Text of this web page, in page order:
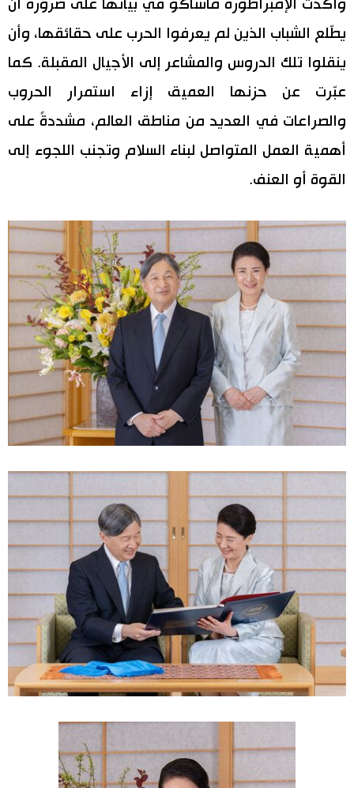
وأكّدت الإمبراطورة ماساكو في بيانها على ضرورة أن
يطّلع الشباب الذين لم يعرفوا الحرب على حقائقها، وأن
ينقلوا تلك الدروس والمشاعر إلى الأجيال المقبلة. كما
عبّرت عن حزنها العميق إزاء استمرار الحروب
والصراعات في العديد من مناطق العالم، مشددةً على
أهمية العمل المتواصل لبناء السلام وتجنب اللجوء إلى
القوة أو العنف.